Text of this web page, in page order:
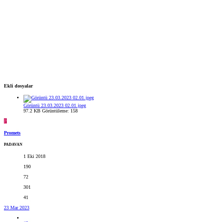
Ekli dosyalar
Görüntü 23.03.2023 02.01.jpeg
97.2 KB Görüntüleme: 158
P
Promets
PADAVAN
1 Eki 2018
190
72
301
41
23 Mar 2023